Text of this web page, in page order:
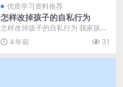
优质学习资料推荐
怎样改掉孩子的自私行为
怎样改掉孩子的自私行为 我家孩子
今年7岁了，上二年级。别的小朋友
都不跟我儿子玩，...
4 年前 31